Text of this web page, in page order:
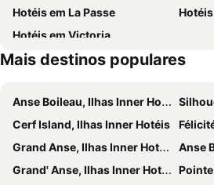
Le Manglier
Denis Island Lodge
The Ridge Residence
Villa
Hotéis em La Passe
Hotéis em Victoria
Mais destinos populares
Anse Boileau, Ilhas Inner Hotéis
Cerf Island, Ilhas Inner Hotéis
Félicité
Grand Anse, Ilhas Inner Hotéis
Anse
Grand' Anse, Ilhas Inner Hotéis
Pointe